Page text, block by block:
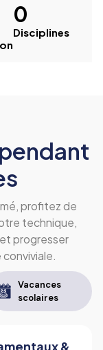
Disciplines
0
profitez de
technique,
progresser
Vacances
scolaires
&